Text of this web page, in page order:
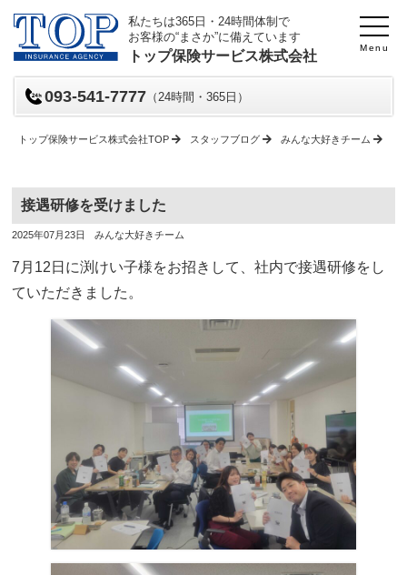
Menu
私たちは365日・24時間体制で
お客様の“まさか”に備えています
トップ保険サービス株式会社
093-541-7777 （24時間・365日）
トップ保険サービス株式会社TOP スタッフブログ みんな大好きチーム
接遇研修を受けました
投
日
2025年07月23日
投
者
みんな大好きチーム
7月12日に渕けい子様をお招きして、社内で接遇研修をし
ていただきました。